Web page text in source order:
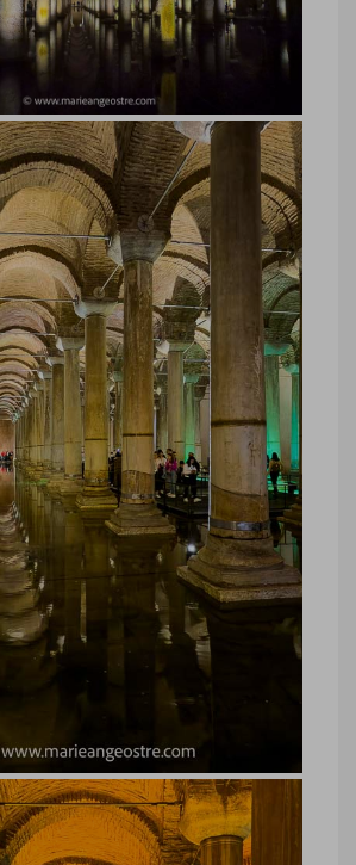
Basilique Istanbul
Basilique Istanbul ©
Ostré
Basilique Istanbul ©
Ostré
Basilique Istanbul
Basilique Istanbul ©
Ostré